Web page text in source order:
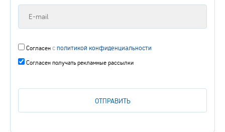
Согласен сполитикой конфиденциальности
Согласен получать рекламные рассылки